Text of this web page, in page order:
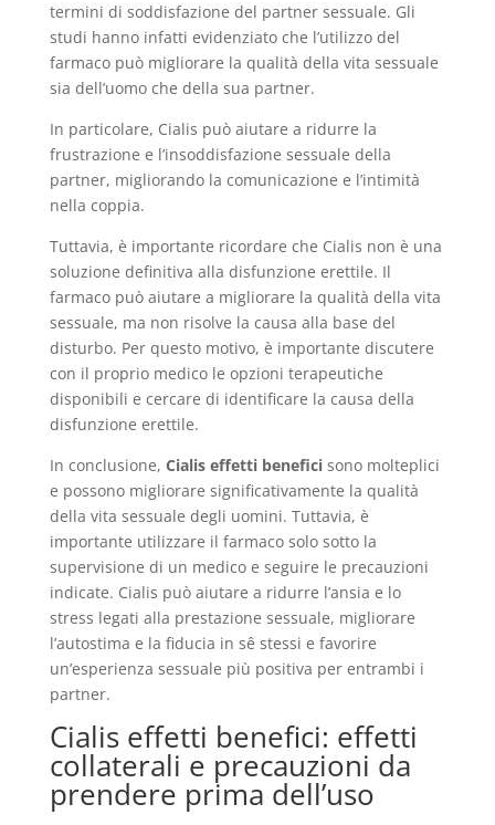
termini di soddisfazione del partner sessuale. Gli
studi hanno infatti evidenziato che l’utilizzo del
farmaco può migliorare la qualità della vita sessuale
sia dell’uomo che della sua partner.
In particolare, Cialis può aiutare a ridurre la
frustrazione e l’insoddisfazione sessuale della
partner, migliorando la comunicazione e l’intimità
nella coppia.
Tuttavia, è importante ricordare che Cialis non è una
soluzione definitiva alla disfunzione erettile. Il
farmaco può aiutare a migliorare la qualità della vita
sessuale, ma non risolve la causa alla base del
disturbo. Per questo motivo, è importante discutere
con il proprio medico le opzioni terapeutiche
disponibili e cercare di identificare la causa della
disfunzione erettile.
In conclusione, Cialis effetti beneficisono molteplici
e possono migliorare significativamente la qualità
della vita sessuale degli uomini. Tuttavia, è
importante utilizzare il farmaco solo sotto la
supervisione di un medico e seguire le precauzioni
indicate. Cialis può aiutare a ridurre l’ansia e lo
stress legati alla prestazione sessuale, migliorare
l’autostima e la fiducia in sê stessi e favorire
un’esperienza sessuale più positiva per entrambi i
partner.
Cialis effetti benefici: effetti
collaterali e precauzioni da
prendere prima dell’uso